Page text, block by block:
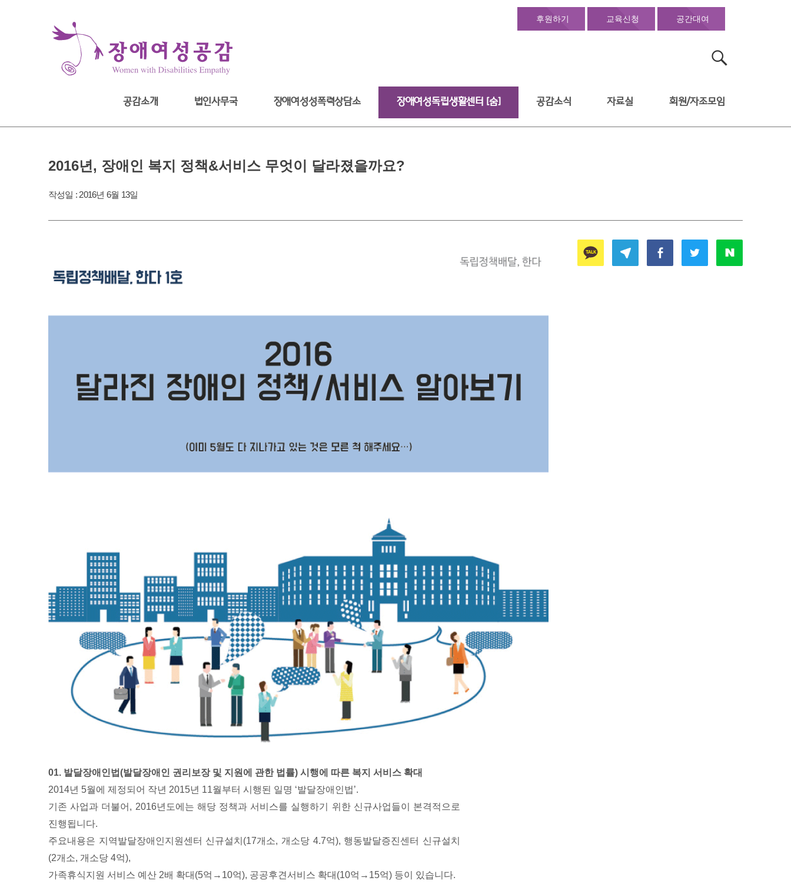
후원하기 교육신청 공간대여
공감소개 법인사무국 장애여성성폭력상담소 장애여성독립생활센터 [숨] 공감소식 자료실 회원/자조모임
2016년, 장애인 복지 정책&서비스 무엇이 달라졌을까요?
작성일 : 2016년 6월 13일
01. 발달장애인법(발달장애인 권리보장 및 지원에 관한 법률) 시행에 따른 복지 서비스 확대
2014년 5월에 제정되어 작년 2015년 11월부터 시행된 일명 ‘발달장애인법’.
기존 사업과 더불어, 2016년도에는 해당 정책과 서비스를 실행하기 위한 신규사업들이 본격적으로
진행됩니다.
주요내용은 지역발달장애인지원센터 신규설치(17개소, 개소당 4.7억), 행동발달증진센터 신규설치
(2개소, 개소당 4억),
가족휴식지원 서비스 예산 2배 확대(5억→10억), 공공후견서비스 확대(10억→15억) 등이 있습니다.